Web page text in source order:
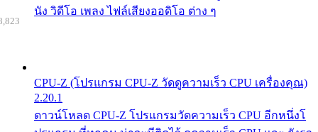
นัง วิดีโอ เพลง ไฟล์เสียงออดิโอ ต่าง ๆ
CPU-Z (โปรแกรม CPU-Z วัดดูความเร็ว CPU เครื่องคุณ)
2.20.1
ดาวน์โหลด CPU-Z โปรแกรมวัดความเร็ว CPU อีกหนึ่งโ